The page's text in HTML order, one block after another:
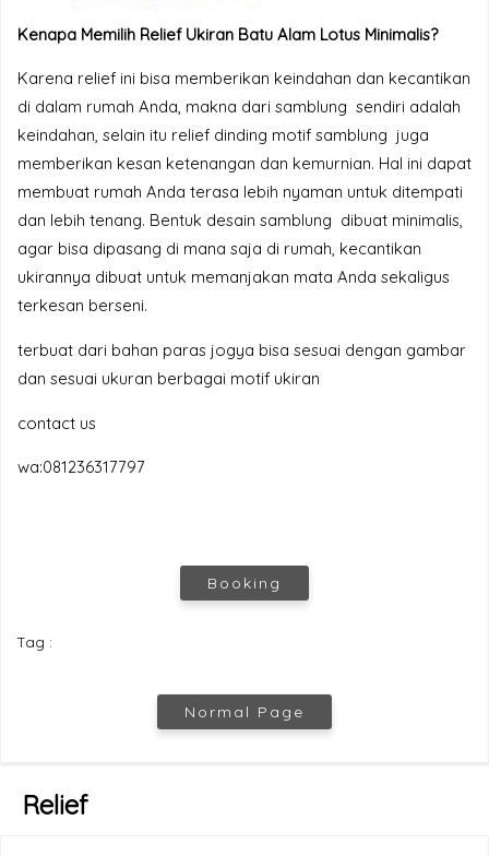
Kenapa Memilih Relief Ukiran Batu Alam Lotus Minimalis?
Karena relief ini bisa memberikan keindahan dan kecantikan
di dalam rumah Anda, makna dari samblung sendiri adalah
keindahan, selain itu relief dinding motif samblung juga
memberikan kesan ketenangan dan kemurnian. Hal ini dapat
membuat rumah Anda terasa lebih nyaman untuk ditempati
dan lebih tenang. Bentuk desain samblung dibuat minimalis,
agar bisa dipasang di mana saja di rumah, kecantikan
ukirannya dibuat untuk memanjakan mata Anda sekaligus
terkesan berseni.
terbuat dari bahan paras jogya bisa sesuai dengan gambar
dan sesuai ukuran berbagai motif ukiran
contact us
wa:081236317797
Booking
Tag :
Normal Page
Relief